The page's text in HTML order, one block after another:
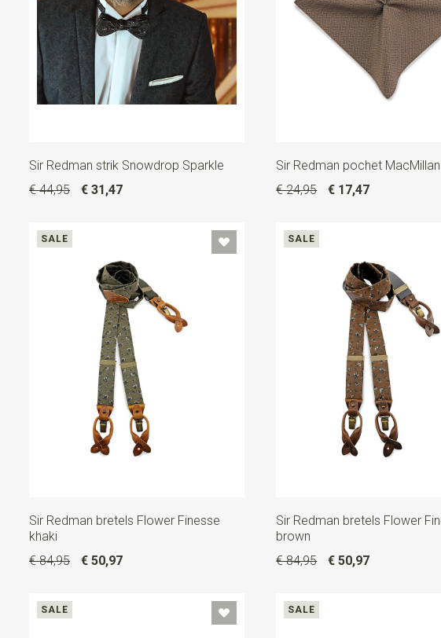
Sir Redman strik Snowdrop Sparkle
€ 44,95
€ 31,47
Sir Redman pochet
€ 24,95
€ 17,47
SALE
Sir Redman bretels Flower Finesse
khaki
€ 84,95
€ 50,97
SALE
Sir Redman bretels Flower
brown
€ 84,95
€ 50,97
SALE SALE